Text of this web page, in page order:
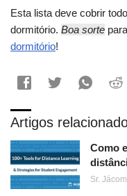
Esta lista deve cobrir
dormitório. Boa sorte para
dormitório!
Artigos
Como
Sr.